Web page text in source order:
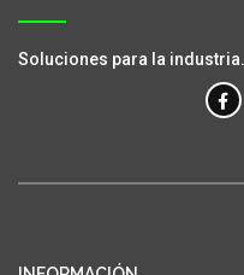
Soluciones para la industria.